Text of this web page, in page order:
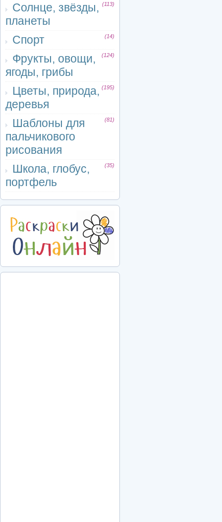
Солнце, звёзды,
планеты
(113)
Спорт (14)
Фрукты, овощи,
ягоды, грибы
(124)
Цветы, природа,
деревья
(195)
Шаблоны для
пальчикового
рисования
(81)
Школа, глобус,
портфель
(35)